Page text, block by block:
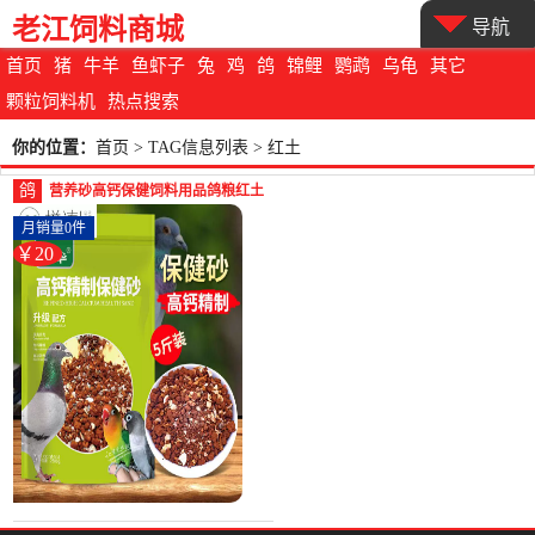
首页 猪 牛羊 鱼虾子 兔 鸡 鸽 锦鲤 鹦鹉 乌龟
其它
颗粒饲料机
热点搜索
老江饲料商城 导航
你的位置： 首页 > TAG信息列表 > 红土
鸽
营养砂高钙保健饲料用品鸽粮红土
鸟食信鸽补用鸟钙鸽子-鸽饲料(拼
凑旗舰店仅售19.98元)
￥20
月销量0件